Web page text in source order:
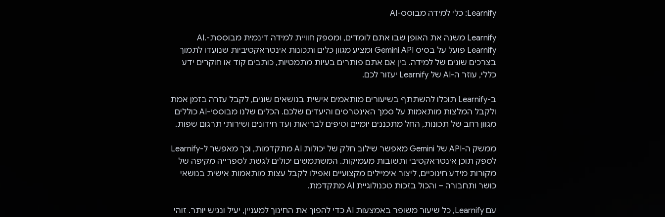
Learnify: כלי למידה מבוסס-AI
Learnify משנה את האופן שבו אתם לומדים, ומספק חוויית למידה דינמית מבוססת-AI.
Learnify פועל על בסיס Gemini API ומציע מגוון כלים ותכונות אינטראקטיביות שנועדו לתמוך
בצרכים שונים של למידה. בין אם אתם פותרים בעיות מתמטיות, כותבים קוד או חוקרים ידע
כללי, עוזר ה-AI של Learnify יעזור לכם.
ב-Learnify תוכלו להשתתף בשיעורים מותאמים אישית בנושאים שונים, לקבל עזרה בזמן אמת
ולקבל המלצות מותאמות על סמך האינטרסים והיעדים שלכם. הכלים שלנו מבוססי-AI כוללים
מגוון רחב של תכונות, החל מתכננים יומיים וטיפים לבריאות ועד חידונים ושירותי תרגום שפות.
ממשק ה-API של Gemini מאפשר שילוב חלק של יכולות AI מתקדמות, וכך מאפשר ל-Learnify
לספק תוכן אינטראקטיבי ותשובות מעמיקות. המשתמשים יכולים לגשת לספרייה מקיפה של
מקורות מידע חינוכיים, ליצור אימיילים מקצועיים ואפילו לקבל עצות מותאמות אישית בנושאי
כושר ותחבורה – והכול בזכות טכנולוגיית AI מתקדמת.
עם Learnify, כל שיעור משופר באמצעות AI כדי להפוך את החינוך למעניין, יעיל ונגיש יותר. זוהי